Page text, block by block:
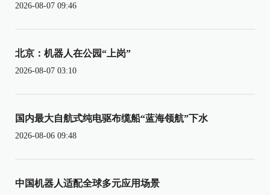
2026-08-07 09:46
北京：机器人在公园“上岗”
2026-08-07 03:10
国内最大自航式纯电驱布缆船“蓝海领航”下水
2026-08-06 09:48
中国机器人适配全球多元应用场景